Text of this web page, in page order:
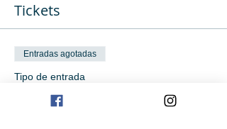
Tickets
Entradas agotadas
Tipo de entrada
Avanzado